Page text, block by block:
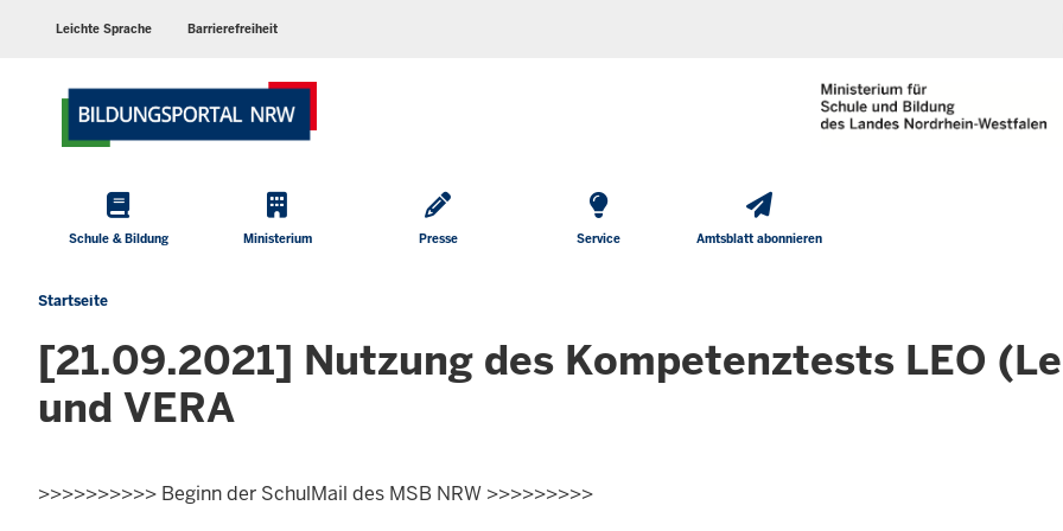
Sprachen
Leichte Sprache Barrierefreiheit
Hauptmenü
Schule & Bildung Ministerium Presse Service Amtsblatt abonnieren
Sie
sich
Startseite
[21.09.2021] Nutzung des Kompetenztests LEO
und VERA
>>>>>>>>>> Beginn der SchulMail des MSB NRW >>>>>>>>>